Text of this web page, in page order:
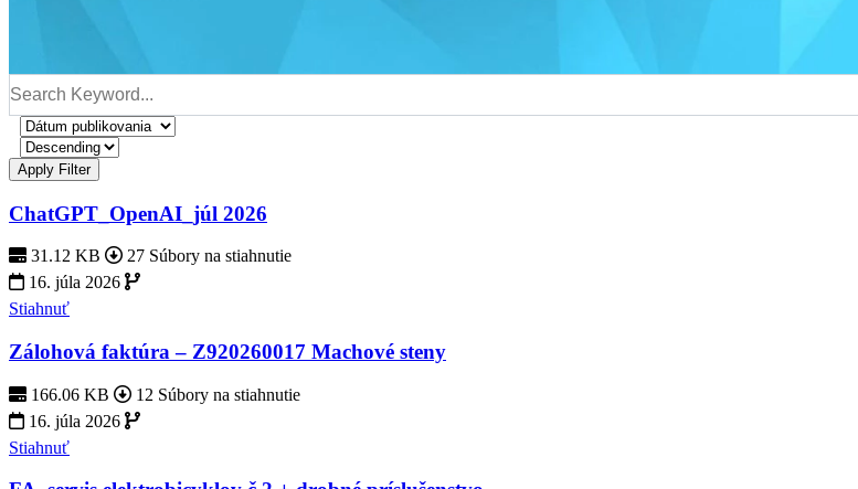
Apply Filter
ChatGPT_OpenAI_júl 2026
31.12 KB
27 Súbory na stiahnutie
16. júla 2026
Stiahnuť
Zálohová faktúra – Z920260017 Machové steny
166.06 KB
12 Súbory na stiahnutie
16. júla 2026
Stiahnuť